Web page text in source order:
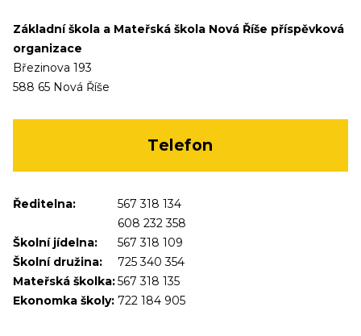
Základní škola a Mateřská škola Nová Říše příspěvková
organizace
Březinova 193
588 65 Nová Říše
Telefon
Ředitelna:
567 318 134
608 232 358
Školní jídelna:
567 318 109
Školní družina:
725 340 354
Mateřská školka:567 318 135
Ekonomka školy: 722 184 905